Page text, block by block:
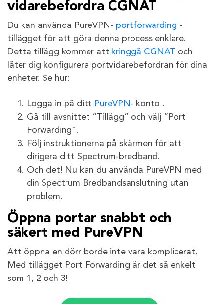
vidarebefordra CGNAT
Du kan använda PureVPN- portforwarding -
tillägget för att göra denna process enklare.
Detta tillägg kommer att kringgå CGNAT och
låter dig konfigurera portvidarebefordran för dina
enheter. Se hur:
Logga in på ditt PureVPN- konto .
Gå till avsnittet “Tillägg” och välj “Port
Forwarding”.
Följ instruktionerna på skärmen för att
dirigera ditt Spectrum-bredband.
Och det! Nu kan du använda PureVPN med
din Spectrum Bredbandsanslutning utan
problem.
Öppna portar snabbt och
säkert med PureVPN
Att öppna en dörr borde inte vara komplicerat.
Med tillägget Port Forwarding är det så enkelt
som 1, 2 och 3!